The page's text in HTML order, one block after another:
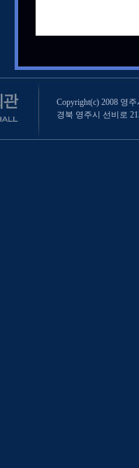
Copyright(c) 2008 영
경북 영주시 선비로